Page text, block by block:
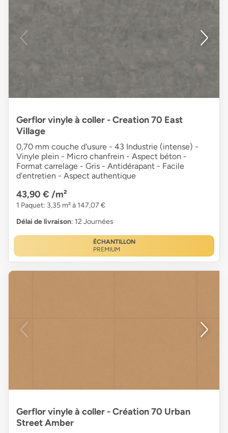
Gerflor vinyle à coller - Creation 70 East
Village
0,70 mm couche d'usure - 43 Industrie (intense) -
Vinyle plein - Micro chanfrein - Aspect béton -
Format carrelage - Gris - Antidérapant - Facile
d'entretien - Aspect authentique
43,90 € /m²
1 Paquet: 3,35 m² à 147,07 €
Délai de livraison: 12 Journées
ÉCHANTILLON
PREMIUM
Gerflor vinyle à coller - Création 70 Urban
Street Amber